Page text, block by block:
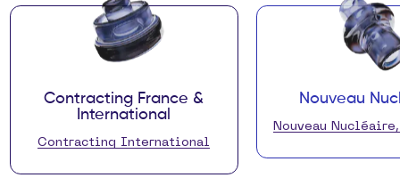
Contracting France &
International
Contracting International
Nouveau
Nouveau Nucléaire,